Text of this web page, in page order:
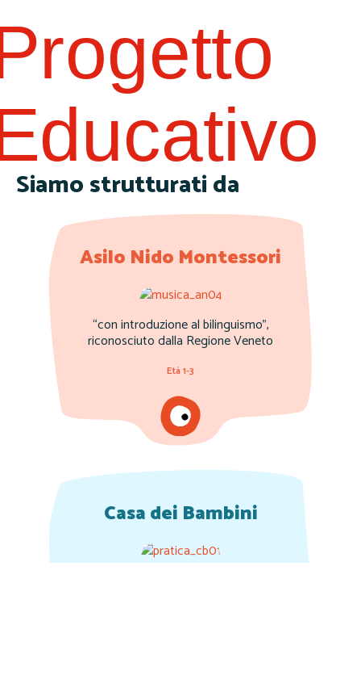
Siamo strutturati da
Asilo Nido Montessori
“con introduzione al bilinguismo”,
riconosciuto dalla Regione Veneto
Età 1-3
Casa dei Bambini